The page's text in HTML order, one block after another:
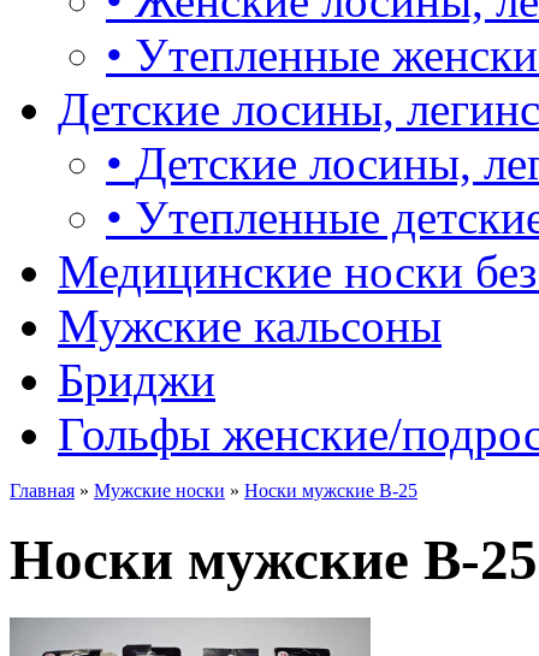
• Утепленные
Детские лосины,
• Детские лосины,
• Утепленные
Медицинские носки
Мужские кальсоны
Бриджи
Гольфы женские/
Главная » Мужские носки » Носки мужские B-25
Носки мужские B-25